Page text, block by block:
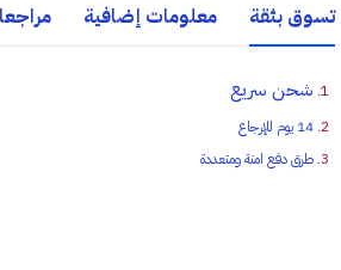
تسوق بثقة معلومات إضافية
شحن سريع
14 يوم للإرجاع
طرق دفع امنة ومتعددة